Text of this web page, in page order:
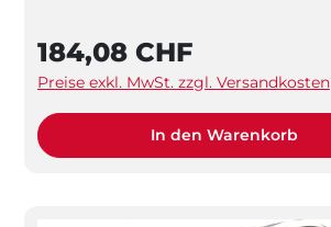
184,08 CHF
Preise exkl. MwSt. zzgl. Versandkosten
In den Warenkorb